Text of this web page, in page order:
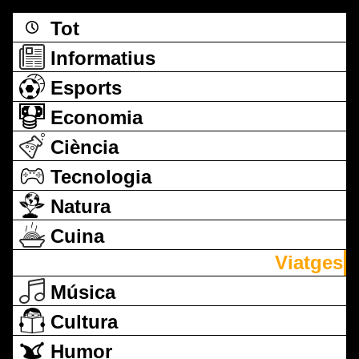
Tot
Informatius
Esports
Economia
Ciència
Tecnologia
Natura
Cuina
Viatges
Música
Cultura
Humor